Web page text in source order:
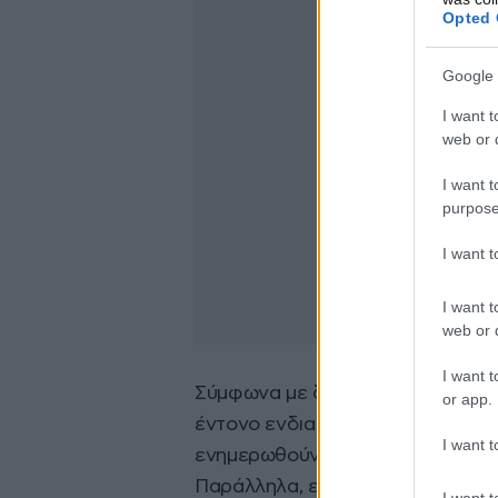
Opted
Google
I want
web or
I want
I want
I want
web or
I want
or app.
I want
Σύμφωνα με διπλωματικές
έντονο ενδιαφέρον αλλά και
ενημερωθούν εκ νέου μόλις
Παράλληλα, εξέφρασαν τη